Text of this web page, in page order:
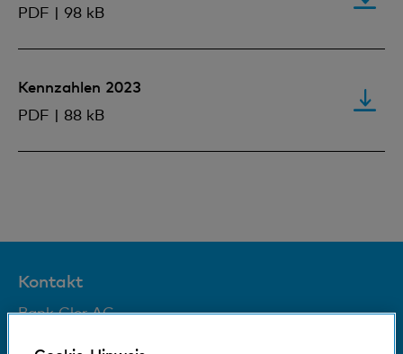
PDF | 98 kB
Kennzahlen 2023
PDF | 88 kB
Kontakt
Bank Cler AG